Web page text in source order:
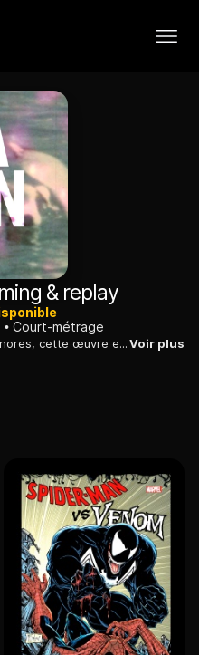
& replay
Court-métrage
Formée de boucles visuelles et sonores, cette œuvre explore des textures organiques mises en relation avec des images tournées en Gaspésie en 1966.Voir plus